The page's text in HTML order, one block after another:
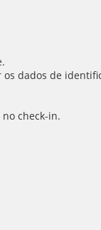
dados de
check-in.